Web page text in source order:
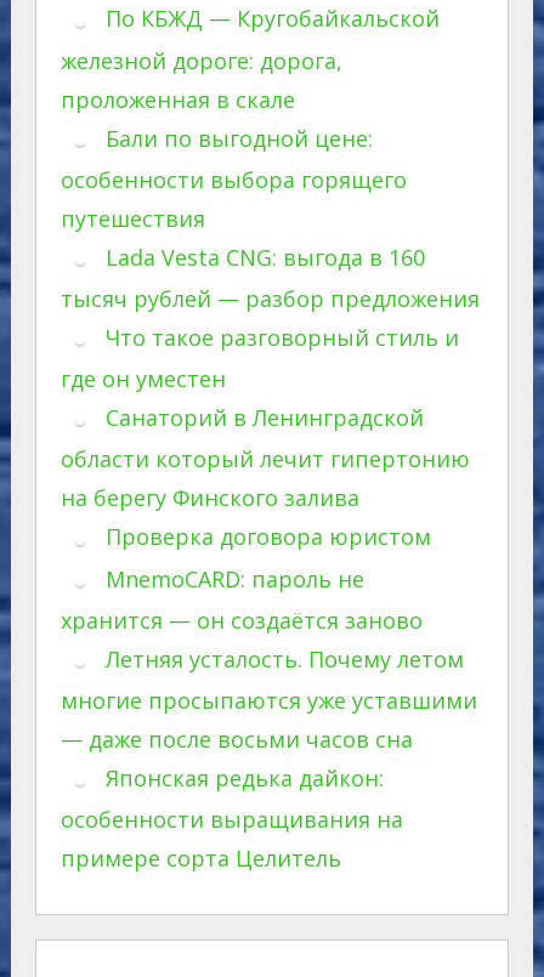
По КБЖД — Кругобайкальской
железной дороге: дорога,
проложенная в скале
Бали по выгодной цене:
особенности выбора горящего
путешествия
Lada Vesta CNG: выгода в 160
тысяч рублей — разбор предложения
Что такое разговорный стиль и
где он уместен
Санаторий в Ленинградской
области который лечит гипертонию
на берегу Финского залива
Проверка договора юристом
MnemoCARD: пароль не
хранится — он создаётся заново
Летняя усталость. Почему летом
многие просыпаются уже уставшими
— даже после восьми часов сна
Японская редька дайкон:
особенности выращивания на
примере сорта Целитель